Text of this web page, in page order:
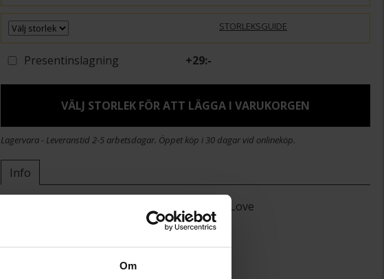
Om
STORLEKSGUIDE
Presentinslagning +29:-
VÄLJ STORLEK FÖR ATT LÄGGA I VARUKORGEN
Lagervara - Leveranstid 2-5 arbetsdagar. Öppet köp i 30 dagar vid onlineköp.
Info
Story of Love
Florence
Material
Guld